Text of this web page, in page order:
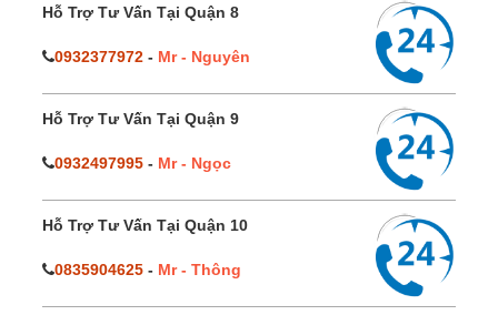
Hỗ Trợ Tư Vấn Tại Quận 8
0932377972 - Mr - Nguyên
Hỗ Trợ Tư Vấn Tại Quận 9
0932497995 - Mr - Ngọc
Hỗ Trợ Tư Vấn Tại Quận 10
0835904625 - Mr - Thông